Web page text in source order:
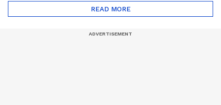
ഒറിയോണിന്റെ യാത്ര
ആരംഭിച്ചു
READ MORE